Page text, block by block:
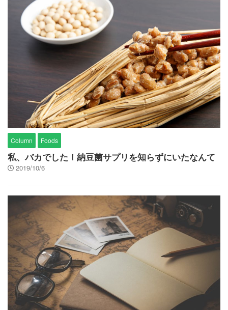
Column Foods
私、バカでした！納豆菌サプリを知らずにいたなんて
2019/10/6